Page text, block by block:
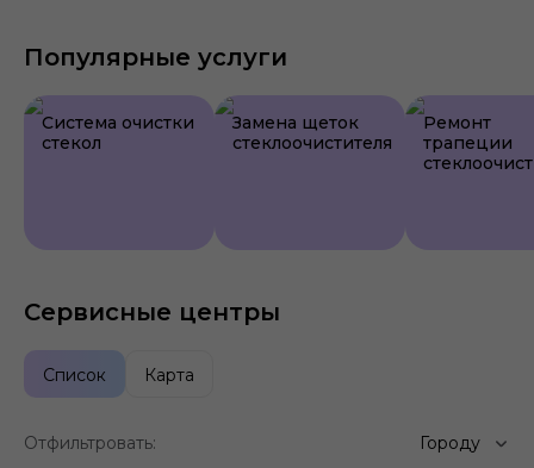
Популярные услуги
Система очистки
стекол
Замена щеток
стеклоочистителя
Ремонт
трапеции
Сервисные центры
Список Карта
Отфильтровать: Городу